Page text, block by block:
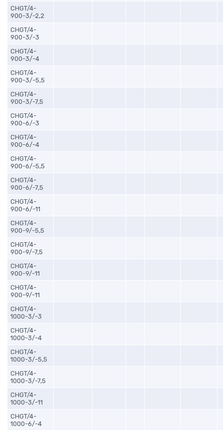
CHGT/4-
900-3/-2,2
CHGT/4-
900-3/-3
CHGT/4-
900-3/-4
CHGT/4-
900-3/-5,5
CHGT/4-
900-3/-7,5
CHGT/4-
900-6/-3
CHGT/4-
900-6/-4
CHGT/4-
900-6/-5,5
CHGT/4-
900-6/-7,5
CHGT/4-
900-6/-11
CHGT/4-
900-9/-5,5
CHGT/4-
900-9/-7,5
CHGT/4-
900-9/-11
CHGT/4-
900-9/-11
CHGT/4-
1000-3/-3
CHGT/4-
1000-3/-4
CHGT/4-
1000-3/-5,5
CHGT/4-
1000-3/-7,5
CHGT/4-
1000-3/-11
CHGT/4-
1000-6/-4